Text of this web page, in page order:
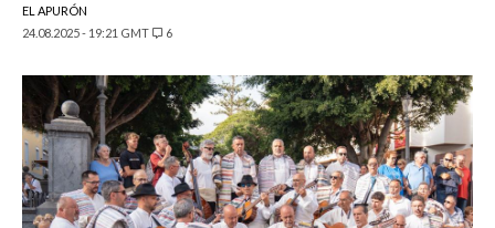
EL APURÓN
24.08.2025 - 19:21 GMT
6